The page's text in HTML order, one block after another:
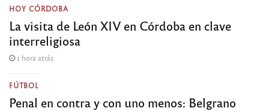
HOY CÓRDOBA
La visita de León XIV en Córdoba en clave
interreligiosa
1 hora atrás
FÚTBOL
Penal en contra y con uno menos: Belgrano